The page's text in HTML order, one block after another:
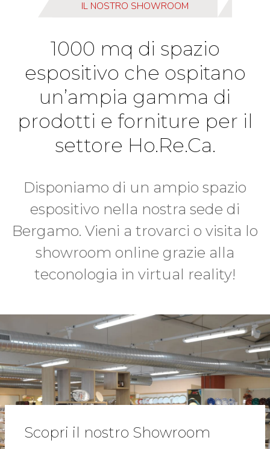
IL NOSTRO SHOWROOM
1000 mq di spazio
espositivo che ospitano
un’ampia gamma di
prodotti e forniture per il
settore Ho.Re.Ca.
Disponiamo di un ampio spazio
espositivo nella nostra sede di
Bergamo. Vieni a trovarci o visita lo
showroom online grazie alla
teconologia in virtual reality!
Scopri il nostro Showroom